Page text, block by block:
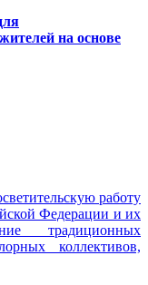
на основе
работу
Федерации и их
традиционных
коллективов,